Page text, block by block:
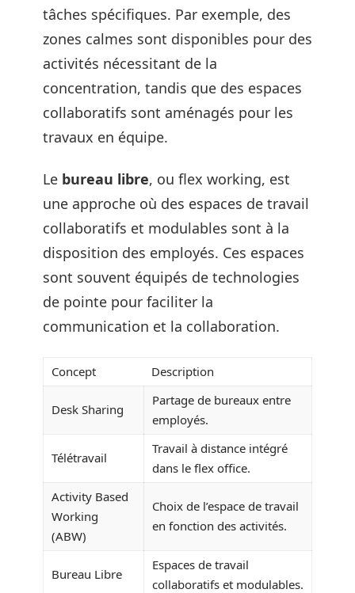
tâches spécifiques. Par exemple, des
zones calmes sont disponibles pour des
activités nécessitant de la
concentration, tandis que des espaces
collaboratifs sont aménagés pour les
travaux en équipe.
Le bureau libre, ou flex working, est
une approche où des espaces de travail
collaboratifs et modulables sont à la
disposition des employés. Ces espaces
sont souvent équipés de technologies
de pointe pour faciliter la
communication et la collaboration.
Concept Description
Desk Sharing
Partage de bureaux entre
employés.
Télétravail
Travail à distance intégré
dans le flex office.
Activity Based
Working
(ABW)
Choix de l’espace de travail
en fonction des activités.
Bureau Libre
Espaces de travail
collaboratifs et modulables.